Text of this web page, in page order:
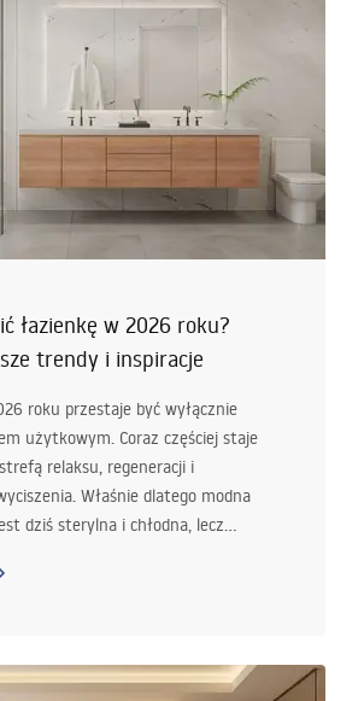
łazienkę w 2026 roku?
trendy i inspiracje
roku przestaje być wyłącznie
użytkowym. Coraz częściej staje
relaksu, regeneracji i
Właśnie dlatego modna
dziś sterylna i chłodna, lecz
tak, by dobrze się w niej po prostu